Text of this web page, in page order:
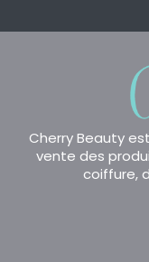
Cherry Beauty
vente des
coiffure,